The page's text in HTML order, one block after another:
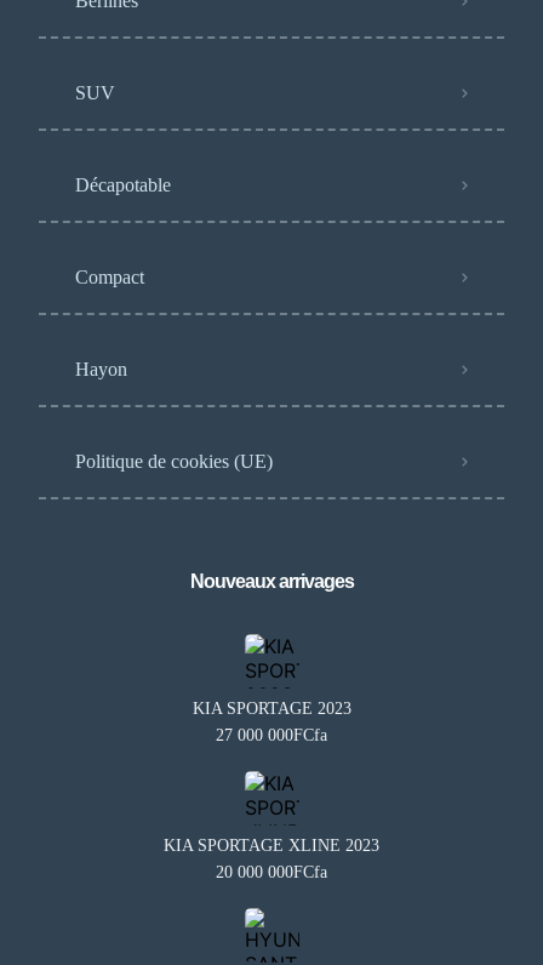
SUV
Décapotable
Compact
Hayon
Politique de cookies (UE)
Nouveaux arrivages
KIA SPORTAGE 2023
27 000 000FCfa
KIA SPORTAGE XLINE 2023
20 000 000FCfa